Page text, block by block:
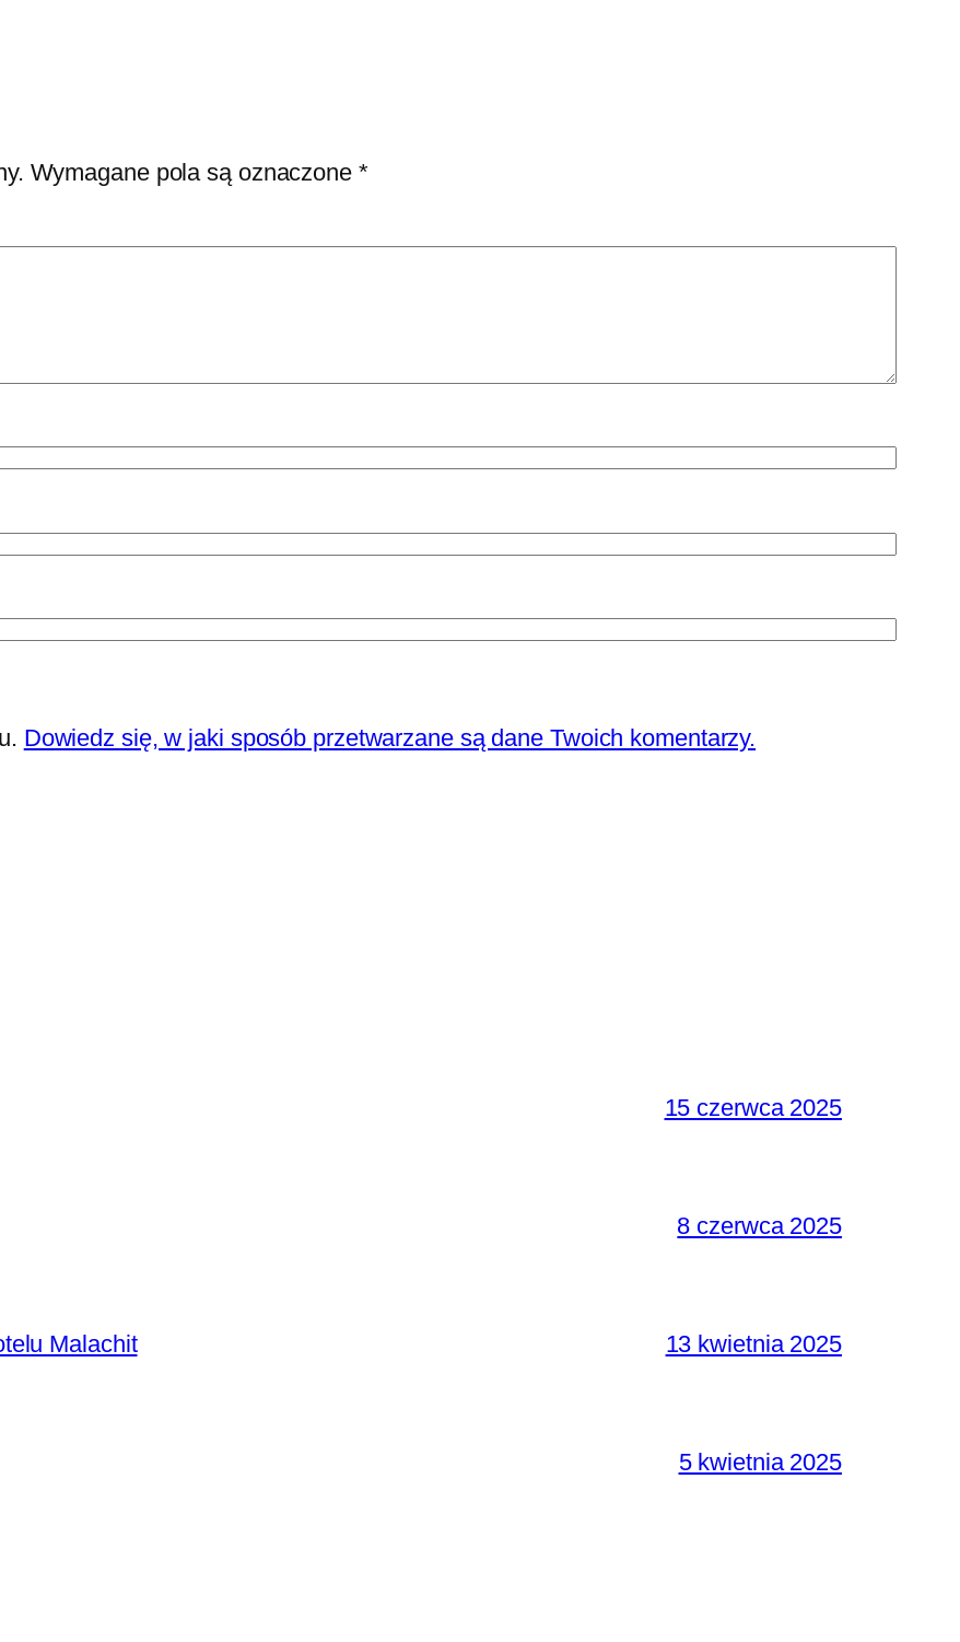
Wymagane pola są oznaczone *
Dowiedz się, w jaki sposób przetwarzane są dane Twoich komentarzy.
15 czerwca 2025
8 czerwca 2025
Malachit 13 kwietnia 2025
5 kwietnia 2025